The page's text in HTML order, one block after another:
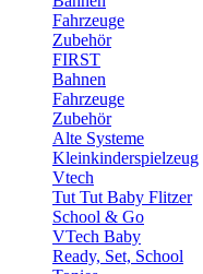
Fahrzeuge
Zubehör
FIRST
Bahnen
Fahrzeuge
Zubehör
Alte Systeme
Kleinkinderspielzeug
Vtech
Tut Tut Baby Flitzer
School & Go
VTech Baby
Ready, Set, School